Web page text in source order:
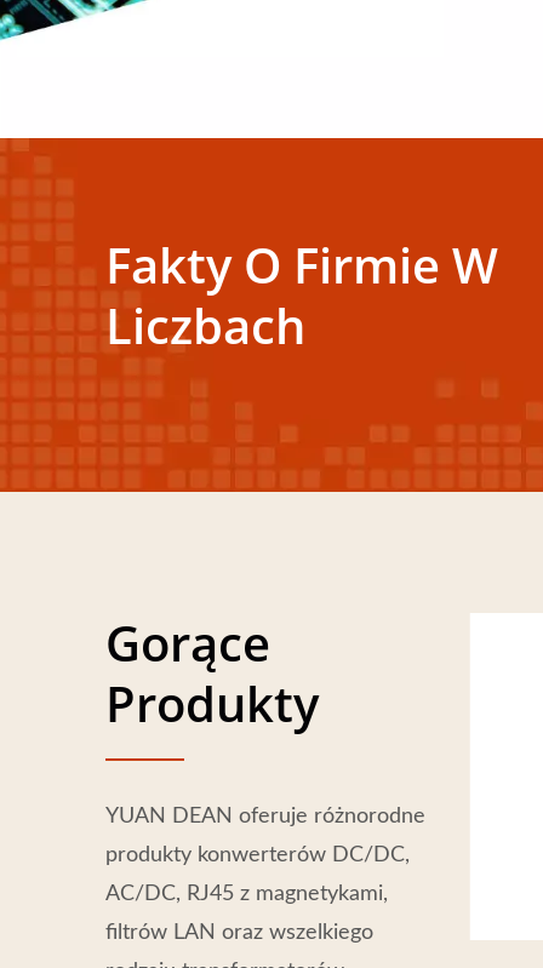
Fakty O Firmie W
Liczbach
Gorące
Produkty
YUAN DEAN oferuje różnorodne
produkty konwerterów DC/DC,
AC/DC, RJ45 z magnetykami,
filtrów LAN oraz wszelkiego